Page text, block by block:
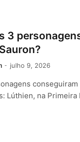
3
julho 9, 2026
Lúthien, na Primeira